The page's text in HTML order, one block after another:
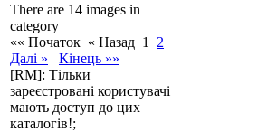
There are 14 images in
category
«« Початок « Назад 1
2
Далі »
Кінець »»
[RM]: Тільки
зареєстровані користувачі
мають доступ до цих
каталогів!;